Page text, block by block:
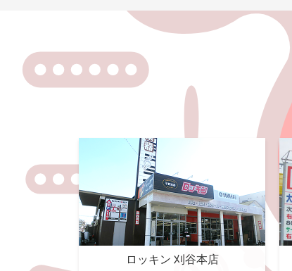
ロッキン 刈谷本店